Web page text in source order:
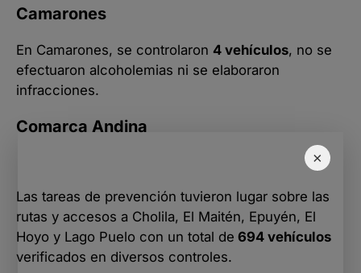
×
Camarones
En Camarones, se controlaron 4 vehículos, no se
efectuaron alcoholemias ni se elaboraron
infracciones.
Comarca Andina
Las tareas de prevención tuvieron lugar sobre las
rutas y accesos a Cholila, El Maitén, Epuyén, El
Hoyo y Lago Puelo con un total de 694 vehículos
verificados en diversos controles.